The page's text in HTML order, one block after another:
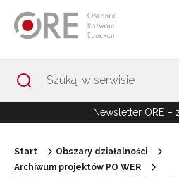
Newsletter ORE –
Start
Obszary działalności
Archiwum projektów PO WER